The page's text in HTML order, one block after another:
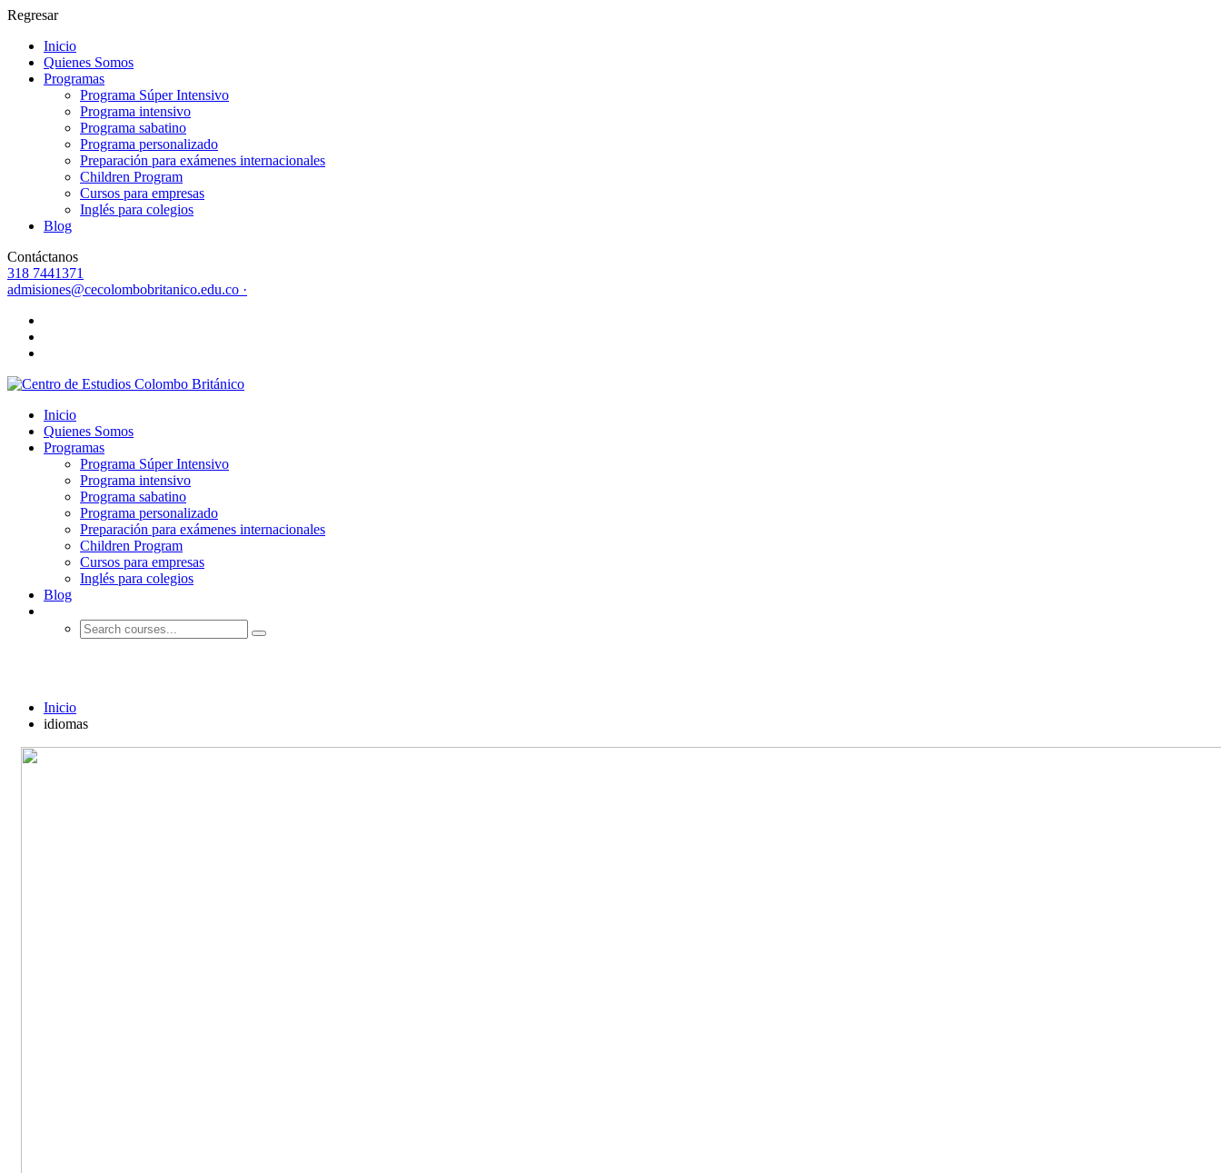
Regresar
Inicio
Quienes Somos
Programas
Programa Súper Intensivo
Programa intensivo
Programa sabatino
Programa personalizado
Preparación para exámenes internacionales
Children Program
Cursos para empresas
Inglés para colegios
Blog
Contáctanos
318 7441371
admisiones@cecolombobritanico.edu.co ·
Inicio
Quienes Somos
Programas
Programa Súper Intensivo
Programa intensivo
Programa sabatino
Programa personalizado
Preparación para exámenes internacionales
Children Program
Cursos para empresas
Inglés para colegios
Blog
Inicio
idiomas